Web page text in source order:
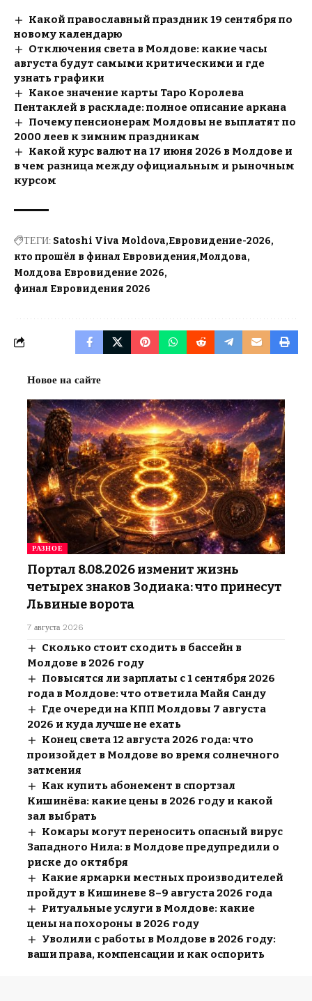
Какой православный праздник 19 сентября по
новому календарю
Отключения света в Молдове: какие часы
августа будут самыми критическими и где
узнать графики
Какое значение карты Таро Королева
Пентаклей в раскладе: полное описание аркана
Почему пенсионерам Молдовы не выплатят по
2000 леев к зимним праздникам
Какой курс валют на 17 июня 2026 в Молдове и
в чем разница между официальным и рыночным
курсом
ТЕГИ: Satoshi Viva Moldova Евровидение-2026
кто прошёл в финал Евровидения Молдова
Молдова Евровидение 2026
финал Евровидения 2026
Новое на сайте
РАЗНОЕ
Портал 8.08.2026 изменит жизнь
четырех знаков Зодиака: что принесут
Львиные ворота
7 августа 2026
Сколько стоит сходить в бассейн в
Молдове в 2026 году
Повысятся ли зарплаты с 1 сентября 2026
года в Молдове: что ответила Майя Санду
Где очереди на КПП Молдовы 7 августа
2026 и куда лучше не ехать
Конец света 12 августа 2026 года: что
произойдет в Молдове во время солнечного
затмения
Как купить абонемент в спортзал
Кишинёва: какие цены в 2026 году и какой
зал выбрать
Комары могут переносить опасный вирус
Западного Нила: в Молдове предупредили о
риске до октября
Какие ярмарки местных производителей
пройдут в Кишиневе 8–9 августа 2026 года
Ритуальные услуги в Молдове: какие
цены на похороны в 2026 году
Уволили с работы в Молдове в 2026 году:
ваши права, компенсации и как оспорить